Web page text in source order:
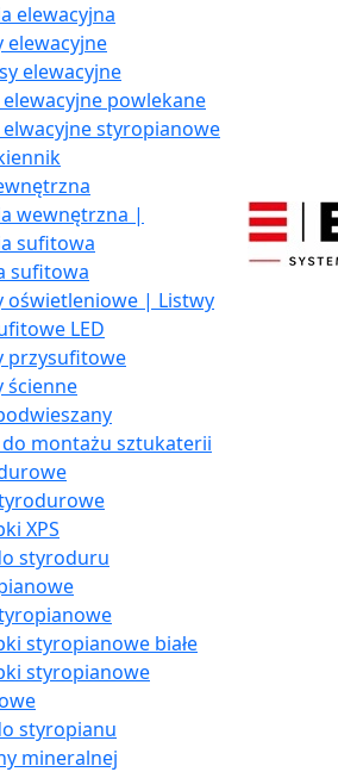
elewacyjna
elewacyjne
elewacyjne
elewacyjne powlekane
elwacyjne styropianowe
wewnętrzna |
sufitowa
sufitowa
oświetleniowe | Listwy
LED
przysufitowe
ścienne
montażu sztukaterii
XPS
styroduru
styropianowe białe
styropianowe
styropianu
mineralnej